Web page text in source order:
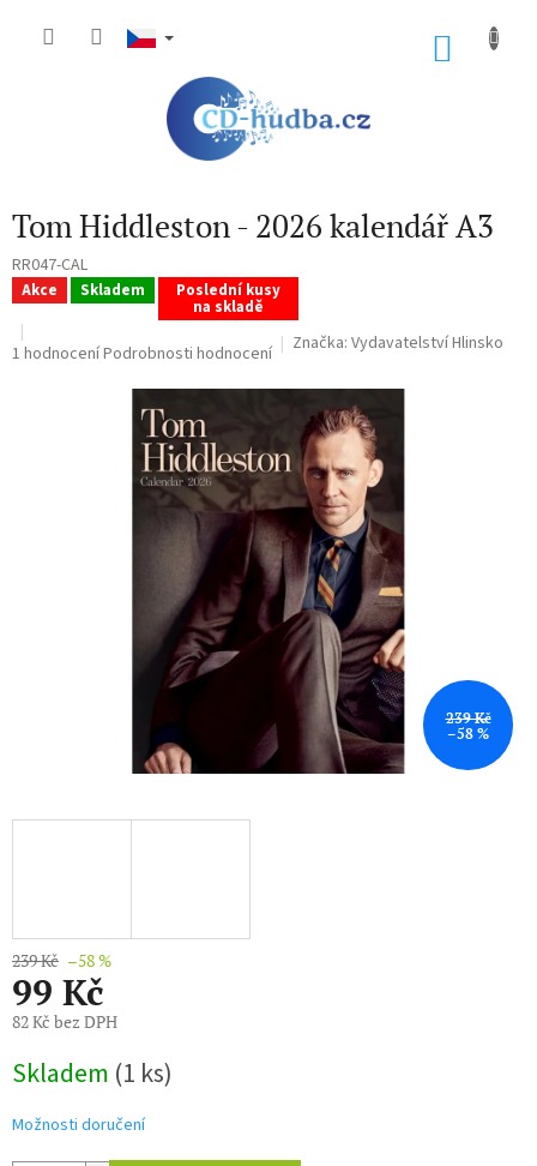
Tom Hiddleston - 2026 kalendář A3
RR047-CAL
Akce Skladem Poslední kusy
na skladě
Průměrné
1 hodnoceníPodrobnosti hodnocení Značka: Vydavatelství Hlinsko
239 Kč
–58 %
239 Kč –58 %
99 Kč
82 Kč bez DPH
cena:
Skladem (1 ks)
Možnosti doručení